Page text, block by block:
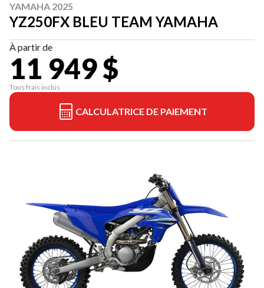
YAMAHA 2025
YZ250FX BLEU TEAM YAMAHA
À partir de
11 949 $
Tous frais inclus
CALCULATRICE DE PAIEMENT